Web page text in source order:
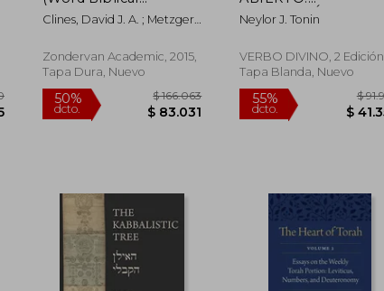
$ 90.010
$ 45.005
Commentary) (en
Inglés)
Clines, David J. A. ; Metzger,
Allen
Zondervan Academic, 2015,
Tapa Dura, Nuevo
50%
dcto. $ 83.031
PSICOLOGÍA Y
ESPIRITUALIDAD
Neylor J. Tonin
VERBO DIVINO, 2 Edición,
Tapa Blanda, Nuevo
55%
dcto.